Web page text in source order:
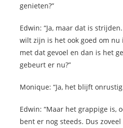
genieten?”
Edwin: “Ja, maar dat is
wilt zijn is het ook goed om
met dat gevoel en dan is het
gebeurt er nu?”
Monique: “Ja, het blijft
Edwin: “Maar het grappige is,
bent er nog steeds. Dus